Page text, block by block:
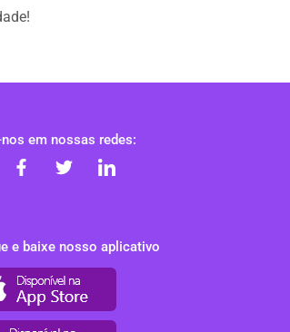
em nossas redes:
e baixe nosso aplicativo